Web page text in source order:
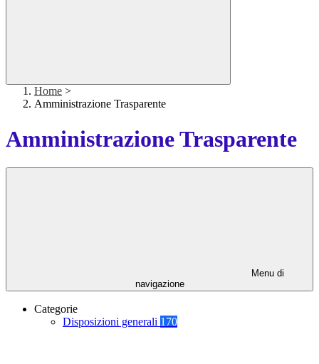
Home >
Amministrazione Trasparente
Amministrazione Trasparente
Menu di
navigazione
Categorie
Disposizioni generali 170